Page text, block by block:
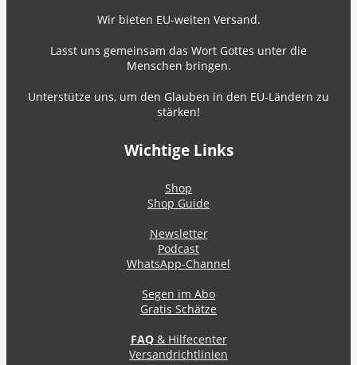
Wir bieten EU-weiten Versand.
Lasst uns gemeinsam das Wort Gottes unter die
Menschen bringen.
Unterstütze uns, um den Glauben in den EU-Ländern zu
stärken!
Wichtige Links
Shop
Shop Guide
Newsletter
Podcast
WhatsApp-Channel
Segen im Abo
Gratis Schätze
FAQ& Hilfecenter
Versandrichtlinien